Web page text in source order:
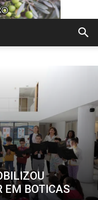
EM BOTICAS